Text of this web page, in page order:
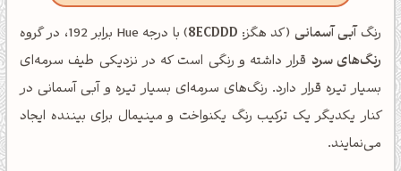
رنگآبی آسمانی (کد هگز: 8ECDDD) با درجه Hue برابر 192، در گروه
رنگ‌های سرد قرار داشته و رنگی است که در نزدیکی طیف سرمه‌ای
بسیار تیره قرار دارد. رنگ‌های سرمه‌ای بسیار تیره و آبی آسمانی در
کنار یکدیگر یک ترکیب رنگ یکنواخت و مینیمال برای بیننده ایجاد
می‌نمایند.